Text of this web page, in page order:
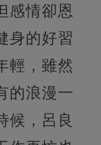
感情卻恩
身的好習
輕，雖然
的浪漫一
候，呂良